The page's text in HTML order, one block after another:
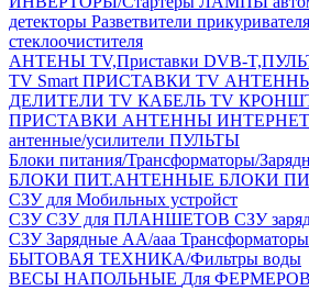
детекторы Разветвители прикуривателя
стеклоочистителя
АНТЕНЫ ТV,Приставки DVB-
TV Smart ПРИСТАВКИ TV
ДЕЛИТЕЛИ TV КАБЕЛЬ TV
ПРИСТАВКИ АНТЕННЫ
антенные/усилители ПУЛЬТЫ
Блоки питания/Трансформаторы/
БЛОКИ ПИТ.АНТЕННЫЕ БЛОКИ
СЗУ для Мобильных устройст
СЗУСЗУ для ПЛАНШЕТОВ СЗУ
СЗУ Зарядные АА/ааа Трансформаторы
БЫТОВАЯ ТЕХНИКА/Фильтры воды
ВЕСЫ НАПОЛЬНЫЕ Для ФЕРМЕРОВ